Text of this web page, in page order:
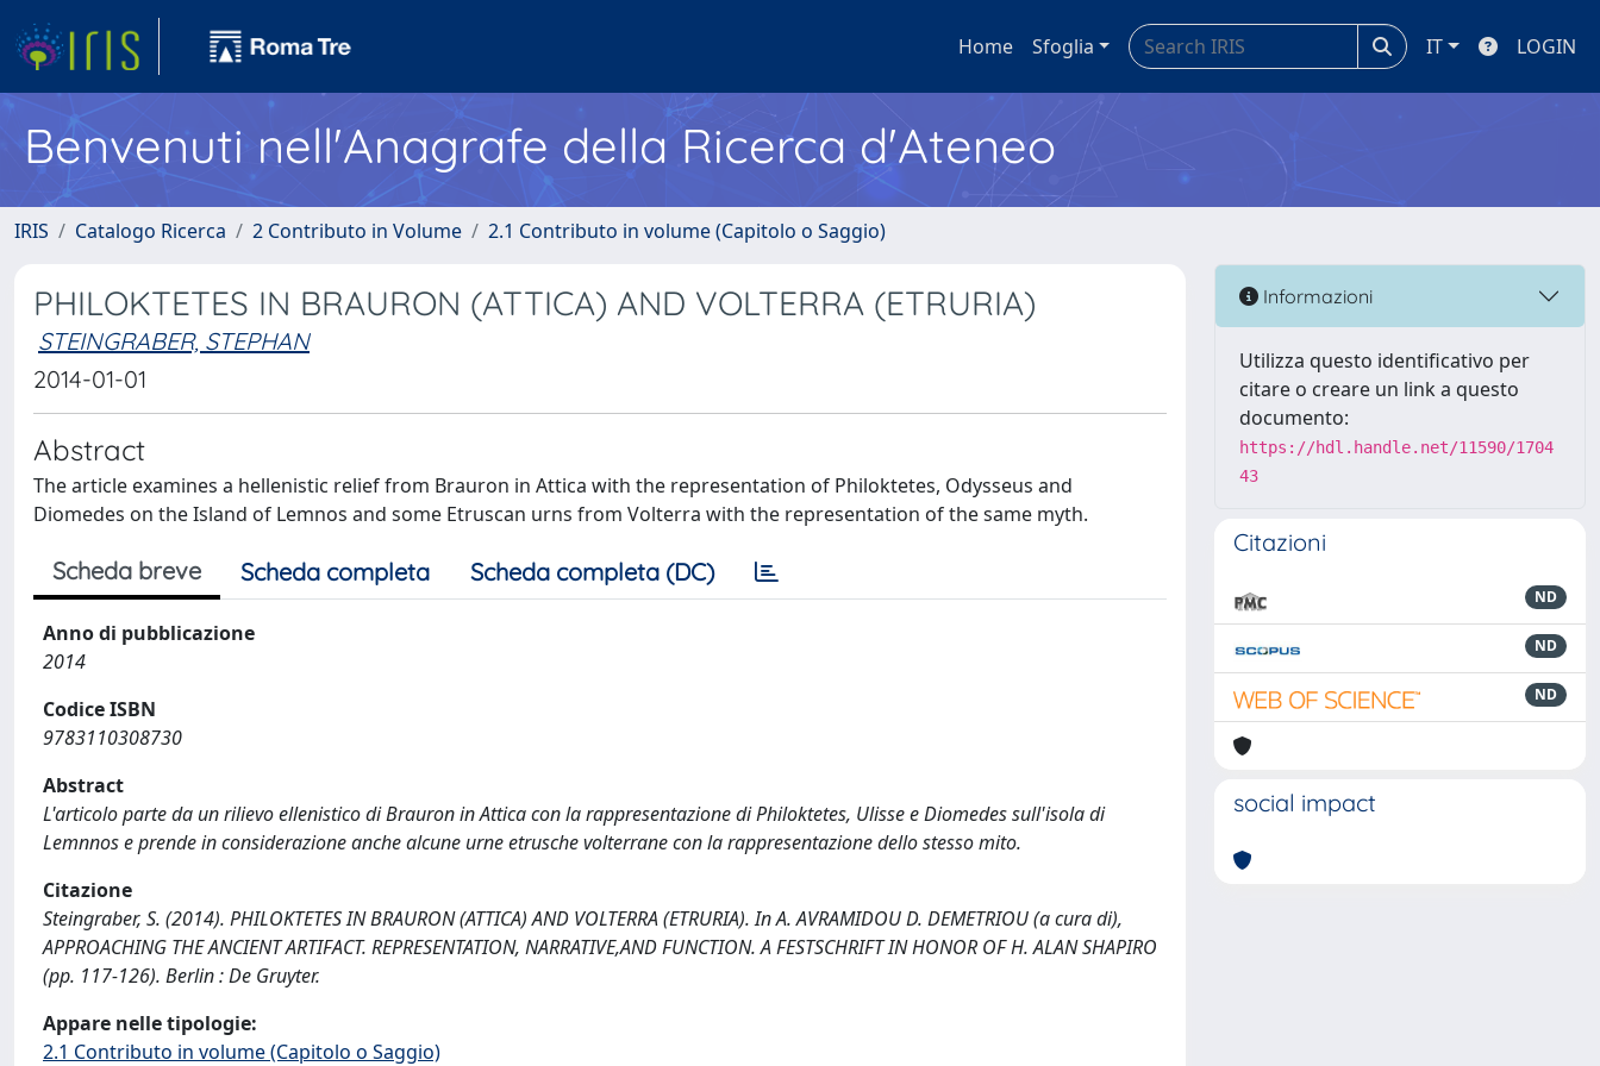
Home Sfoglia IT LOGIN
Benvenuti nell'Anagrafe della Ricerca d'Ateneo
IRIS Catalogo Ricerca 2 Contributo in Volume 2.1 Contributo in volume (Capitolo o Saggio)
PHILOKTETES IN BRAURON (ATTICA) AND VOLTERRA (ETRURIA)
STEINGRABER, STEPHAN
2014-01-01
Abstract
The article examines a hellenistic relief from Brauron in Attica with the representation of Philoktetes, Odysseus and
Diomedes on the Island of Lemnos and some Etruscan urns from Volterra with the representation of the same myth.
Scheda breve Scheda completa Scheda completa (DC)
Anno di pubblicazione
2014
Codice ISBN
9783110308730
Abstract
L'articolo parte da un rilievo ellenistico di Brauron in Attica con la rappresentazione di Philoktetes, Ulisse e Diomedes sull'isola di
Lemnnos e prende in considerazione anche alcune urne etrusche volterrane con la rappresentazione dello stesso mito.
Citazione
Steingraber, S. (2014). PHILOKTETES IN BRAURON (ATTICA) AND VOLTERRA (ETRURIA). In A. AVRAMIDOU D. DEMETRIOU (a cura di),
APPROACHING THE ANCIENT ARTIFACT. REPRESENTATION, NARRATIVE,AND FUNCTION. A FESTSCHRIFT IN HONOR OF H. ALAN SHAPIRO
(pp. 117-126). Berlin : De Gruyter.
Appare nelle tipologie:
2.1 Contributo in volume (Capitolo o Saggio)
Informazioni
Utilizza questo identificativo per
citare o creare un link a questo
documento:
https://hdl.handle.net/11590/1704
43
Citazioni
ND
ND
ND
social impact